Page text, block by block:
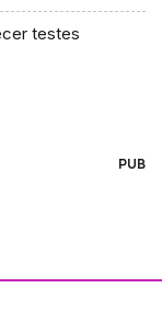
testes
PUB